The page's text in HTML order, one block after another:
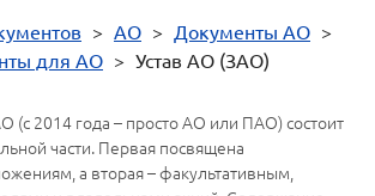
> АО > Документы АО >
для АО > Устав АО (ЗАО)
(с 2014 года – просто АО или ПАО) состоит
части. Первая посвящена
а вторая – факультативным,